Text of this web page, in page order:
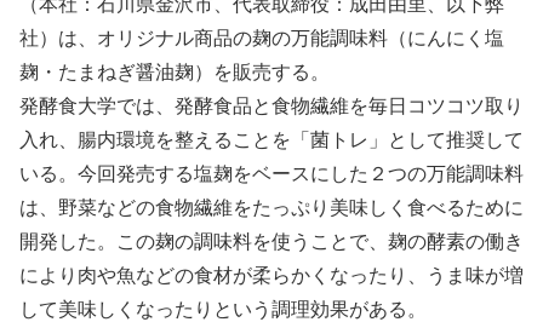
（本社：石川県金沢市、代表取締役：成田由里、以下弊
社）は、オリジナル商品の麹の万能調味料（にんにく塩
麹・たまねぎ醤油麹）を販売する。
発酵食大学では、発酵食品と食物繊維を毎日コツコツ取り
入れ、腸内環境を整えることを「菌トレ」として推奨して
いる。今回発売する塩麹をベースにした２つの万能調味料
は、野菜などの食物繊維をたっぷり美味しく食べるために
開発した。この麹の調味料を使うことで、麹の酵素の働き
により肉や魚などの食材が柔らかくなったり、うま味が増
して美味しくなったりという調理効果がある。